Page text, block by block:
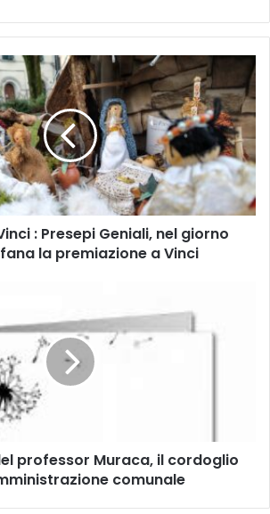
: Presepi Geniali, nel giorno
la premiazione a Vinci
professor Muraca, il cordoglio
comunale